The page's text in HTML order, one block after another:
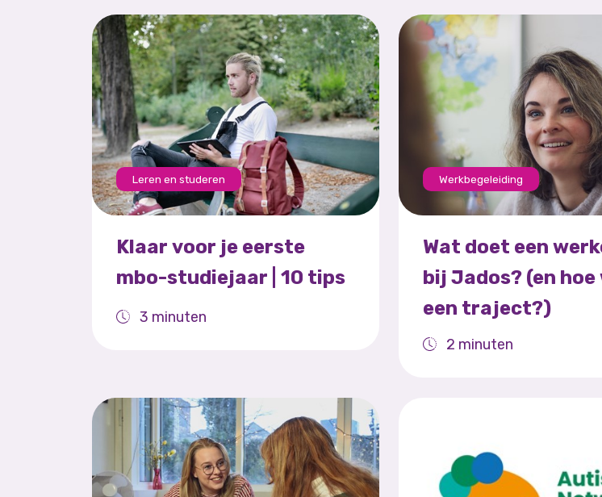
Leren en studeren
Klaar voor je eerste
mbo-studiejaar | 10 tips
3 minuten
Werkbegeleiding
Wat doet een
bij Jados? (en
een traject?)
2 minuten